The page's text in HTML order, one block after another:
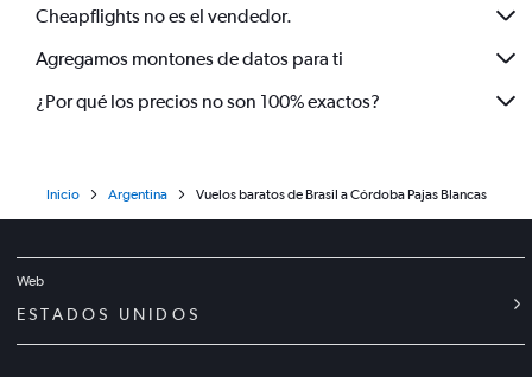
Cheapflights no es el vendedor.
Agregamos montones de datos para ti
¿Por qué los precios no son 100% exactos?
Inicio Argentina Vuelos baratos de Brasil a Córdoba Pajas Blancas
Web
ESTADOS UNIDOS